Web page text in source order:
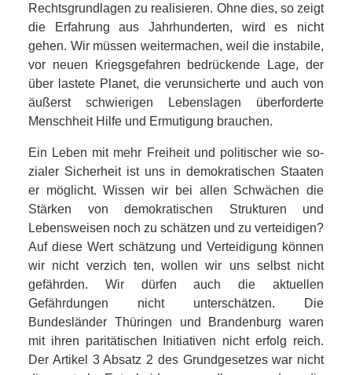
Rechtsgrundlagen zu realisieren. Ohne dies, so zeigt
die Erfahrung aus Jahrhunderten, wird es nicht
gehen. Wir müssen weitermachen, weil die instabile,
vor neuen Kriegsgefahren bedrückende Lage, der
über­ lastete Planet, die verunsicherte und auch von
äußerst schwierigen Lebenslagen überforderte
Menschheit Hilfe und Ermutigung brauchen.
Ein Leben mit mehr Freiheit und politischer wie so­
zialer Sicherheit ist uns in demokratischen Staaten
er­ möglicht. Wissen wir bei allen Schwächen die
Stärken von demokratischen Strukturen und
Lebensweisen noch zu schätzen und zu verteidigen?
Auf diese Wert­ schätzung und Verteidigung können
wir nicht verzich­ ten, wollen wir uns selbst nicht
gefährden. Wir dürfen auch die aktuellen
Gefährdungen nicht unterschätzen. Die
Bundesländer Thüringen und Brandenburg waren
mit ihren paritätischen Initiativen nicht erfolg­ reich.
Der Artikel 3 Absatz 2 des Grundgesetzes war nicht